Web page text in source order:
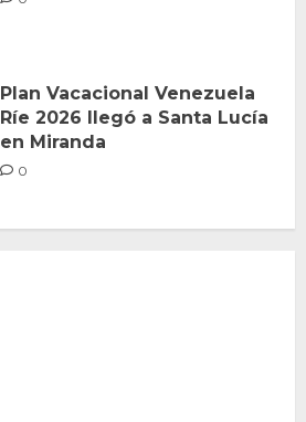
Plan Vacacional Venezuela
Ríe 2026 llegó a Santa Lucía
en Miranda
0